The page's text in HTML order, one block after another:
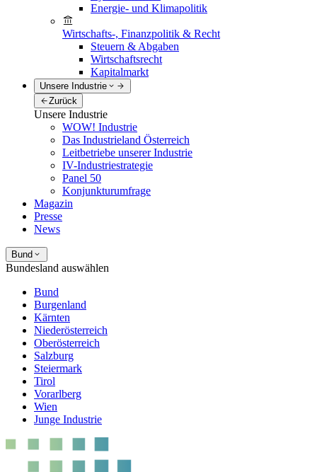
Energie- und Klimapolitik
Wirtschafts-, Finanzpolitik & Recht
Steuern & Abgaben
Wirtschaftsrecht
Kapitalmarkt
Unsere Industrie
Zurück
Unsere Industrie
WOW! Industrie
Das Industrieland Österreich
Leitbetriebe unserer Industrie
IV-Industriestrategie
Panel 50
Konjunkturumfrage
Magazin
Presse
News
Bund
Bundesland auswählen
Bund
Burgenland
Kärnten
Niederösterreich
Oberösterreich
Salzburg
Steiermark
Tirol
Vorarlberg
Wien
Junge Industrie